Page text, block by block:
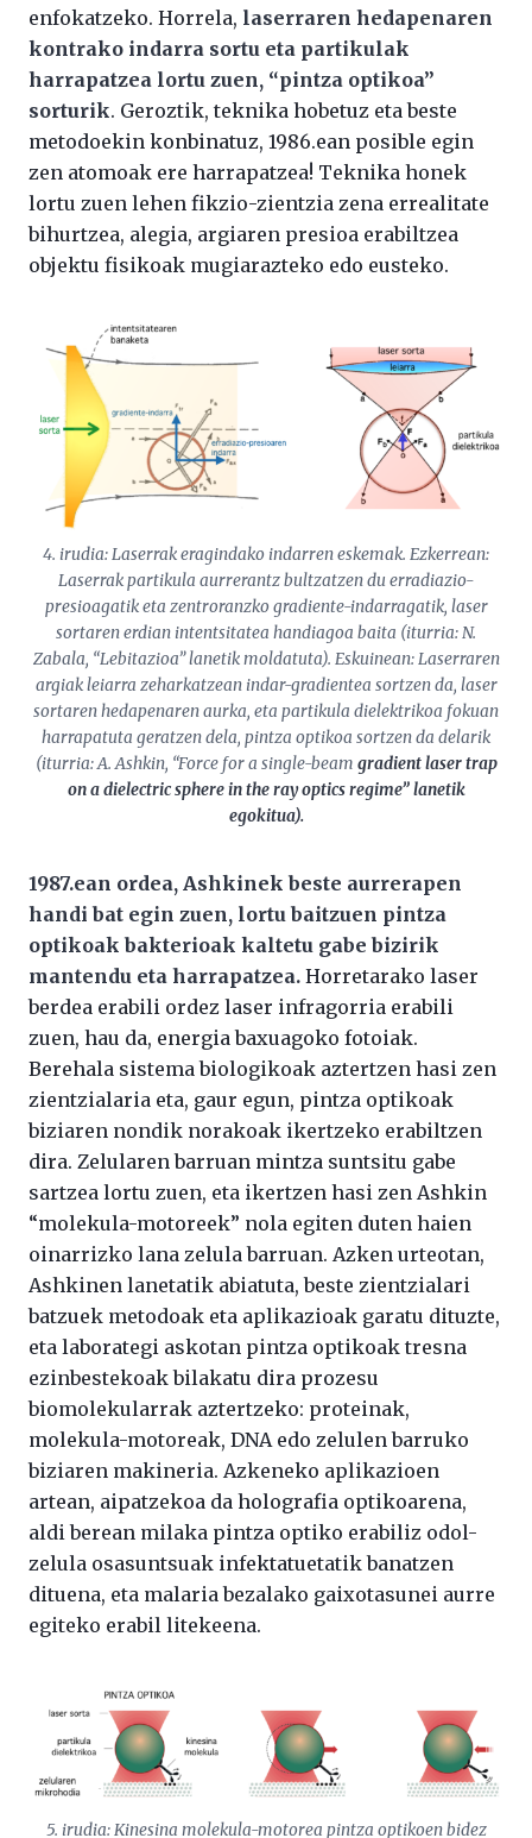
enfokatzeko. Horrela, laserraren hedapenaren
kontrako indarra sortu eta partikulak
harrapatzea lortu zuen, “pintza optikoa”
sorturik. Geroztik, teknika hobetuz eta beste
metodoekin konbinatuz, 1986.ean posible egin
zen atomoak ere harrapatzea! Teknika honek
lortu zuen lehen fikzio-zientzia zena errealitate
bihurtzea, alegia, argiaren presioa erabiltzea
objektu fisikoak mugiarazteko edo eusteko.
4. irudia: Laserrak eragindako indarren eskemak. Ezkerrean:
Laserrak partikula aurrerantz bultzatzen du erradiazio-
presioagatik eta zentroranzko gradiente-indarragatik, laser
sortaren erdian intentsitatea handiagoa baita (iturria: N.
Zabala, “Lebitazioa” lanetik moldatuta). Eskuinean: Laserraren
argiak leiarra zeharkatzean indar-gradientea sortzen da, laser
sortaren hedapenaren aurka, eta partikula dielektrikoa fokuan
harrapatuta geratzen dela, pintza optikoa sortzen da delarik
(iturria: A. Ashkin, “Force for a single-beam gradient laser trap
on a dielectric sphere in the ray optics regime” lanetik
egokitua).
1987.ean ordea, Ashkinek beste aurrerapen
handi bat egin zuen, lortu baitzuen pintza
optikoak bakterioak kaltetu gabe bizirik
mantendu eta harrapatzea. Horretarako laser
berdea erabili ordez laser infragorria erabili
zuen, hau da, energia baxuagoko fotoiak.
Berehala sistema biologikoak aztertzen hasi zen
zientzialaria eta, gaur egun, pintza optikoak
biziaren nondik norakoak ikertzeko erabiltzen
dira. Zelularen barruan mintza suntsitu gabe
sartzea lortu zuen, eta ikertzen hasi zen Ashkin
“molekula-motoreek” nola egiten duten haien
oinarrizko lana zelula barruan. Azken urteotan,
Ashkinen lanetatik abiatuta, beste zientzialari
batzuek metodoak eta aplikazioak garatu dituzte,
eta laborategi askotan pintza optikoak tresna
ezinbestekoak bilakatu dira prozesu
biomolekularrak aztertzeko: proteinak,
molekula-motoreak, DNA edo zelulen barruko
biziaren makineria. Azkeneko aplikazioen
artean, aipatzekoa da holografia optikoarena,
aldi berean milaka pintza optiko erabiliz odol-
zelula osasuntsuak infektatuetatik banatzen
dituena, eta malaria bezalako gaixotasunei aurre
egiteko erabil litekeena.
5. irudia: Kinesina molekula-motorea pintza optikoen bidez